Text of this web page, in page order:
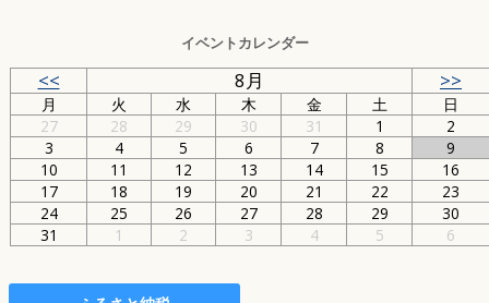
イベントカレンダー
<< 8月 >>
月 火 水 木 金 土
日
27
28 29 30 31 1
2
3
4 5 6 7 8
9
10
11 12 13 14 15
16
17
18 19 20 21 22
23
24
25 26 27 28 29
30
31
1 2 3 4 5 6